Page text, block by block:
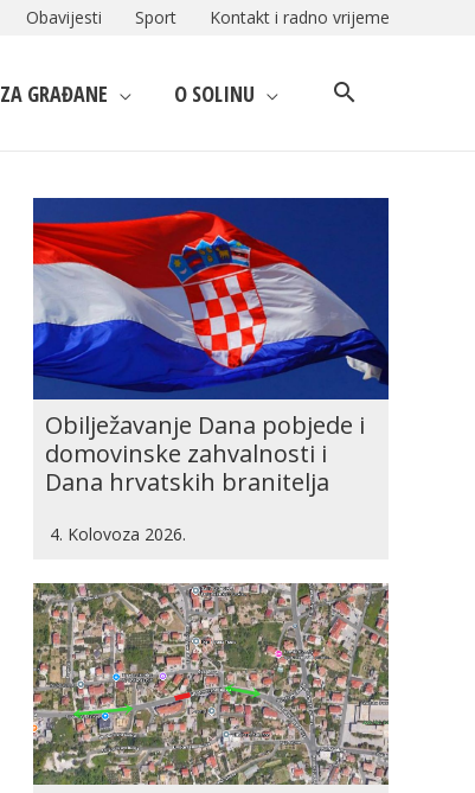
Obavijesti Sport Kontakt i radno vrijeme
ZA GRAĐANE O SOLINU
Obilježavanje Dana pobjede i
domovinske zahvalnosti i
Dana hrvatskih branitelja
4. Kolovoza 2026.